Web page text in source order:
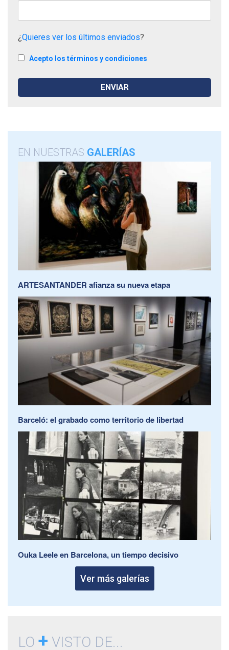
¿Quieres ver los últimos enviados?
Acepto los términos y condiciones
EN NUESTRAS GALERÍAS
ARTESANTANDER afianza su nueva etapa
Barceló: el grabado como territorio de libertad
Ouka Leele en Barcelona, un tiempo decisivo
Ver más galerías
LO + VISTO DE...